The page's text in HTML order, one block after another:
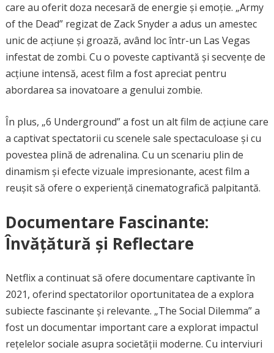
care au oferit doza necesară de energie și emoție. „Army
of the Dead” regizat de Zack Snyder a adus un amestec
unic de acțiune și groază, având loc într-un Las Vegas
infestat de zombi. Cu o poveste captivantă și secvențe de
acțiune intensă, acest film a fost apreciat pentru
abordarea sa inovatoare a genului zombie.
În plus, „6 Underground” a fost un alt film de acțiune care
a captivat spectatorii cu scenele sale spectaculoase și cu
povestea plină de adrenalina. Cu un scenariu plin de
dinamism și efecte vizuale impresionante, acest film a
reușit să ofere o experiență cinematografică palpitantă.
Documentare Fascinante:
Învățătură și Reflectare
Netflix a continuat să ofere documentare captivante în
2021, oferind spectatorilor oportunitatea de a explora
subiecte fascinante și relevante. „The Social Dilemma” a
fost un documentar important care a explorat impactul
rețelelor sociale asupra societății moderne. Cu interviuri